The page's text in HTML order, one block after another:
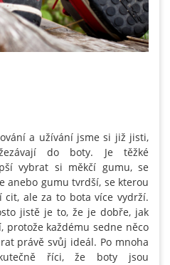
a užívání jsme si již jisti,
do boty. Je těžké
vybrat si měkčí gumu, se
anebo gumu tvrdší, se kterou
cit, ale za to bota více vydrží.
jistě je to, že je dobře, jak
protože každému sedne něco
právě svůj ideál. Po mnoha
říci, že boty jsou